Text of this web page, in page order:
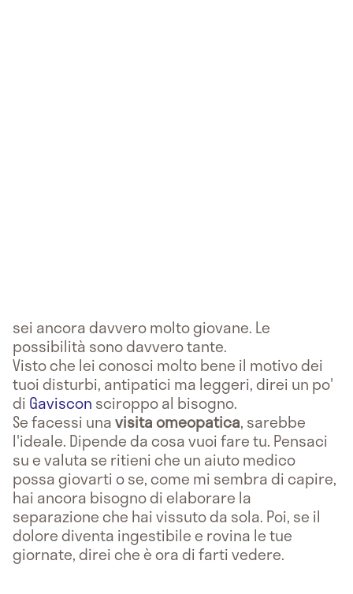
sei ancora davvero molto giovane. Le
possibilità sono davvero tante.
Visto che lei conosci molto bene il motivo dei
tuoi disturbi, antipatici ma leggeri, direi un po'
di Gaviscon sciroppo al bisogno.
Se facessi unavisita omeopatica, sarebbe
l'ideale. Dipende da cosa vuoi fare tu. Pensaci
su e valuta se ritieni che un aiuto medico
possa giovarti o se, come mi sembra di capire,
hai ancora bisogno di elaborare la
separazione che hai vissuto da sola. Poi, se il
dolore diventa ingestibile e rovina le tue
giornate, direi che è ora di farti vedere.